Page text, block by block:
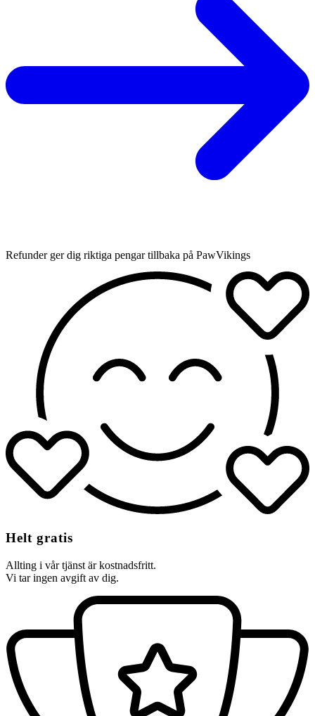
Refunder ger dig riktiga pengar tillbaka på PawVikings
Helt gratis
Allting i vår tjänst är kostnadsfritt.
Vi tar ingen avgift av dig.